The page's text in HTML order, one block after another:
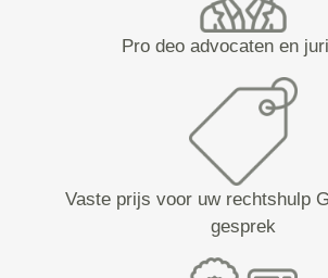
Pro deo advocaten en
Vaste prijs voor uw rechtshulp
gesprek